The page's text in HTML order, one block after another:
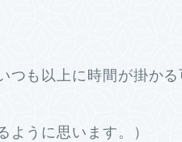
つも以上に時間が掛かる
ように思います。）